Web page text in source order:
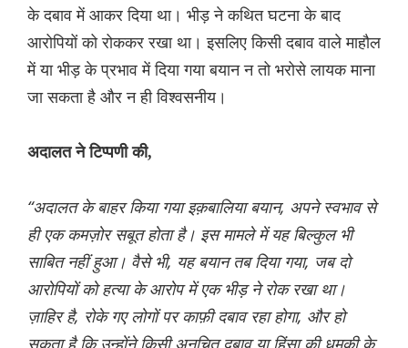
के दबाव में आकर दिया था। भीड़ ने कथित घटना के बाद
आरोपियों को रोककर रखा था। इसलिए किसी दबाव वाले माहौल
में या भीड़ के प्रभाव में दिया गया बयान न तो भरोसे लायक माना
जा सकता है और न ही विश्वसनीय।
अदालत ने टिप्पणी की,
“अदालत के बाहर किया गया इक़बालिया बयान, अपने स्वभाव से
ही एक कमज़ोर सबूत होता है। इस मामले में यह बिल्कुल भी
साबित नहीं हुआ। वैसे भी, यह बयान तब दिया गया, जब दो
आरोपियों को हत्या के आरोप में एक भीड़ ने रोक रखा था।
ज़ाहिर है, रोके गए लोगों पर काफ़ी दबाव रहा होगा, और हो